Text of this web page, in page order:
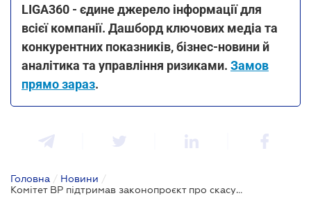
LIGA360 - єдине джерело інформації для
всієї компанії. Дашборд ключових медіа та
конкурентних показників, бізнес-новини й
аналітика та управління ризиками. Замов
прямо зараз.
Головна / Новини /
Комітет ВР підтримав законопроєкт про скасування спрощеної системи оподаткування